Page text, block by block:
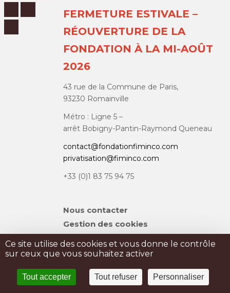
FERMETURE ESTIVALE –
RÉOUVERTURE DE LA
FONDATION À LA MI-AOÛT
2026
43 rue de la Commune de Paris,
93230 Romainville
Métro : Ligne 5 –
arrêt Bobigny-Pantin-Raymond Queneau
contact@fondationfiminco.com
privatisation@fiminco.com
+33 (0)1 83 75 94 75
Aller
contenu
Nous contacter
Gestion des cookies
Plan du site
PRESSE
Ce site utilise des cookies et vous donne le contrôle
sur ceux que vous souhaitez activer
Tout accepter Tout refuser Personnaliser